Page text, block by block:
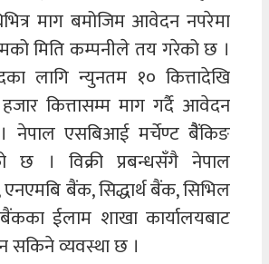
माग बमोजिम आवेदन नपरेमा
मिति कम्पनीले तय गरेको छ ।
लागि न्युनतम १० कित्तादेखि
कित्तासम्म माग गर्दै आवेदन
नेपाल एसबिआई मर्चेण्ट बैैंकिङ
छ । विक्री प्रबन्धसँगै नेपाल
बैंक, सिद्धार्थ बैंक, सिभिल
ईलाम शाखा कार्यालयबाट
सकिने व्यवस्था छ ।